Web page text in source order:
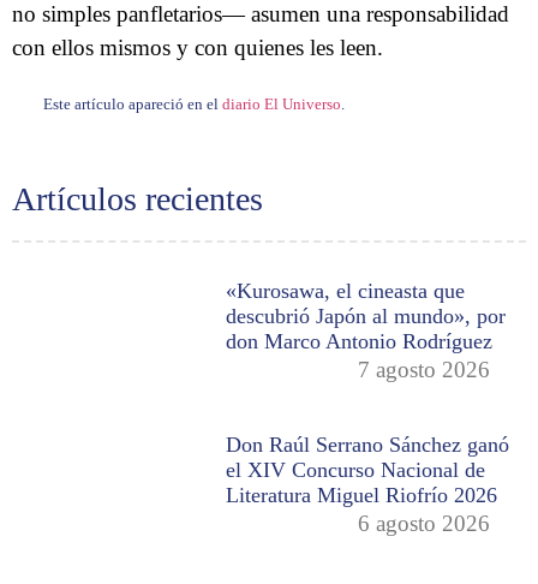
Artículos recientes
«Kurosawa, el cineasta que
descubrió Japón al mundo», por
don Marco Antonio Rodríguez
7 agosto 2026
Don Raúl Serrano Sánchez ganó
el XIV Concurso Nacional de
Literatura Miguel Riofrío 2026
6 agosto 2026
no simples panfletarios— asumen una responsabilidad
con ellos mismos y con quienes les leen.
Este artículo apareció en el diario El Universo.